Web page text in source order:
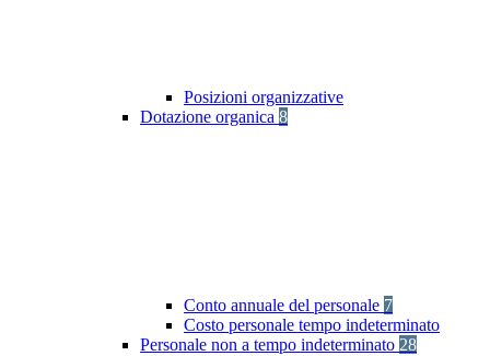
Posizioni organizzative
Dotazione organica 8
Conto annuale del personale 7
Costo personale tempo indeterminato
Personale non a tempo indeterminato 28